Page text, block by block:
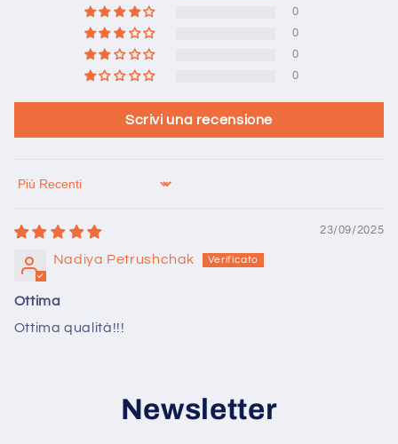
0
0
0
0
Scrivi una recensione
Sort by
23/09/2025
Nadiya Petrushchak
Ottima
Ottima qualità!!!
Newsletter